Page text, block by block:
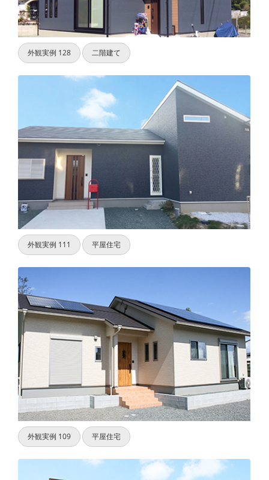
外観実例 128 二階建て
外観実例 111 平屋住宅
外観実例 109 平屋住宅